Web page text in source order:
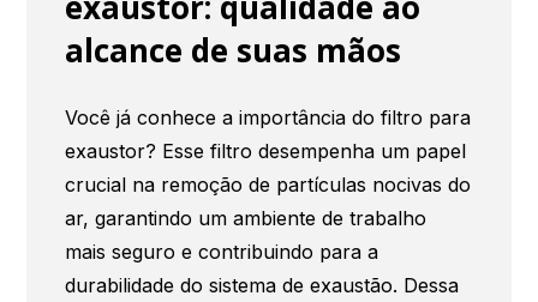
alcance de suas mãos
Você já conhece a importância do filtro para
exaustor? Esse filtro desempenha um papel
crucial na remoção de partículas nocivas do
ar, garantindo um ambiente de trabalho
mais seguro e contribuindo para a
durabilidade do sistema de exaustão. Dessa